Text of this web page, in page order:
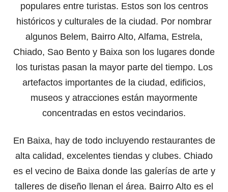
populares entre turistas. Estos son los centros
históricos y culturales de la ciudad. Por nombrar
algunos Belem, Bairro Alto, Alfama, Estrela,
Chiado, Sao Bento y Baixa son los lugares donde
los turistas pasan la mayor parte del tiempo. Los
artefactos importantes de la ciudad, edificios,
museos y atracciones están mayormente
concentradas en estos vecindarios.
En Baixa, hay de todo incluyendo restaurantes de
alta calidad, excelentes tiendas y clubes. Chiado
es el vecino de Baixa donde las galerías de arte y
talleres de diseño llenan el área. Bairro Alto es el